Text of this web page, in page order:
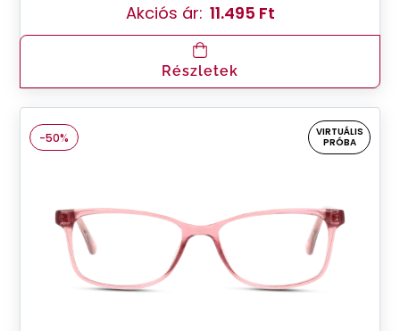
Akciós ár: 11.495 Ft
Részletek
-50%
VIRTUÁLIS
PRÓBA